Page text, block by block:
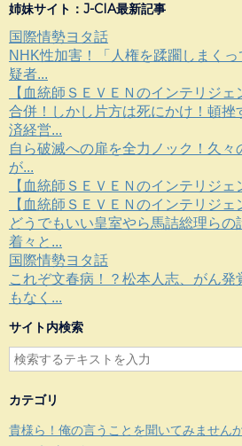
姉妹サイト：J-CIA最新記事
国際情勢ヨタ話
NHK性加害！「人権を蹂躙しまく
疑者...
【血統師ＳＥＶＥＮのインテリジェ
合併！しかし片方は死にかけ！頓挫
済経営...
自ら破滅への扉を全力ノック！久々
が...
【血統師ＳＥＶＥＮのインテリジェ
【血統師ＳＥＶＥＮのインテリジェ
どうでもいい皇室やら馬詰総理らの
着々と...
国際情勢ヨタ話
これぞ文春病！？松本人志、がん発
もなく...
サイト内検索
カテゴリ
貴様ら！俺の言うことを聞いてみません